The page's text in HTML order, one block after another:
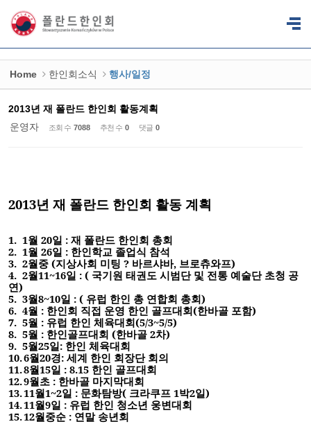
Home 한인회소식 행사/일정
2013년 재 폴란드 한인회 활동계획
운영자
조회 수 7088 추천 수 0 댓글 0
2013년 재 폴란드 한인회 활동 계획
1. 1월 20일 : 재 폴란드 한인회 총회
2. 1월 26일 : 한인학교 졸업식 참석
3. 2월중 (지상사회 미팅 ? 바르샤바, 브로츄와프)
4. 2월11~16일 : ( 국기원 태권도 시범단 및 전통 예술단 초청 공
연)
5. 3월8~10일 : ( 유럽 한인 총 연합회 총회)
6. 4월 : 한인회 직접 운영 한인 골프대회(한바골 포함)
7. 5월 : 유럽 한인 체육대회(5/3~5/5)
8. 5월 : 한인골프대회 (한바골 2차)
9. 5월25일: 한인 체육대회
10.6월20경: 세계 한인 회장단 회의
11.8월15일 : 8.15 한인 골프대회
12.9월초 : 한바골 마지막대회
13.11월1~2일 : 문화탐방( 크라쿠프 1박2일)
14.11월9일 : 유럽 한인 청소년 웅변대회
15.12월중순 : 연말 송년회